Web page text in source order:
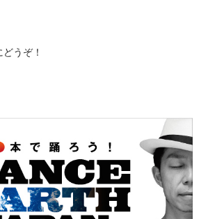
うぞ！